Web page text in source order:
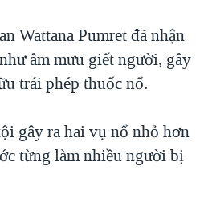
Wattana Pumret đã nhận
âm mưu giết người, gây
trái phép thuốc nổ.
gây ra hai vụ nổ nhỏ hơn
từng làm nhiều người bị